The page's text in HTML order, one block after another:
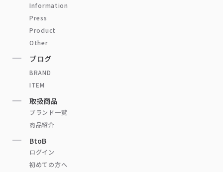
Information
Press
Product
Other
ブログ
BRAND
ITEM
取扱商品
ブランド一覧
商品紹介
BtoB
ログイン
初めての方へ